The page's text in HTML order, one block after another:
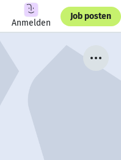
Anmelden
Job posten